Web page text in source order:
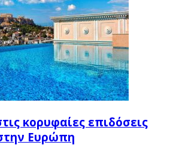
κορυφαίες επιδόσεις
Ευρώπη